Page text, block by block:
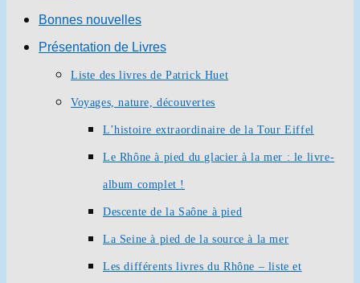
Bonnes nouvelles
Présentation de Livres
Liste des livres de Patrick Huet
Voyages, nature, découvertes
L’histoire extraordinaire de la Tour Eiffel
Le Rhône à pied du glacier à la mer : le livre-
album complet !
Descente de la Saône à pied
La Seine à pied de la source à la mer
Les différents livres du Rhône – liste et